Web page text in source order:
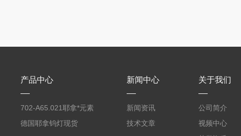
产品中心
702-A65.021耶拿*元素
分析仪反应罐
德国耶拿钨灯现货
新闻中心
新闻资讯
技术文章
关于我们
公司简介
视频中心